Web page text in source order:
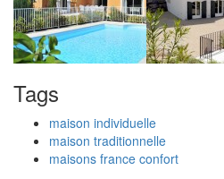
Tags
maison individuelle
maison traditionnelle
maisons france confort